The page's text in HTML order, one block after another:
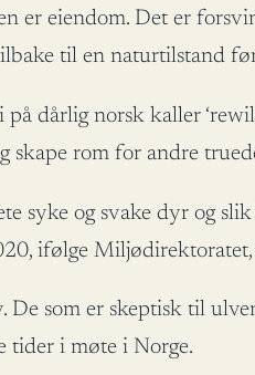
er eiendom. Det er
til en naturtilstand
dårlig norsk kaller
skape rom for andre
syke og svake dyr og
ifølge
som er skeptisk til
tider i møte i Norge.